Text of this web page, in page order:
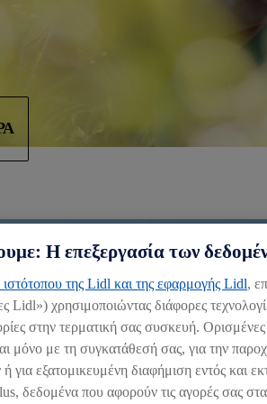
Η επεξεργασία των
της Lidl και της εφαρμογής Lidl,
Lidl») χρησιμοποιώντας διάφορες
στην τερματική σας συσκευή. Ορισμένες
μόνο με τη συγκατάθεσή σας, για την
ή για εξατομικευμένη διαφήμιση εντός
δεδομένα που αφορούν τις αγορές σας